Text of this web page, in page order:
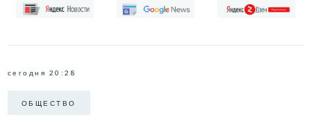
сегодня 20:28
ОБЩЕСТВО